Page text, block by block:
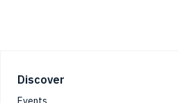
Footer
Discover